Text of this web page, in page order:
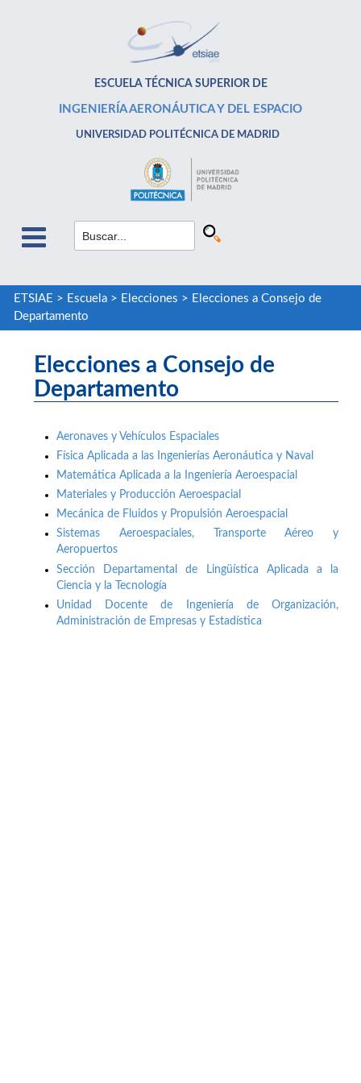
ESCUELA TÉCNICA SUPERIOR DE
INGENIERÍA AERONÁUTICA Y DEL ESPACIO
UNIVERSIDAD POLITÉCNICA DE MADRID
ETSIAE > Escuela> Elecciones > Elecciones a Consejo de
Departamento
Elecciones a Consejo de
Departamento
Aeronaves y Vehículos Espaciales
Física Aplicada a las Ingenierías Aeronáutica y Naval
Matemática Aplicada a la Ingeniería Aeroespacial
Materiales y Producción Aeroespacial
Mecánica de Fluidos y Propulsión Aeroespacial
Sistemas Aeroespaciales, Transporte Aéreo y
Aeropuertos
Sección Departamental de Lingüística Aplicada a la
Ciencia y la Tecnología
Unidad Docente de Ingeniería de Organización,
Administración de Empresas y Estadística